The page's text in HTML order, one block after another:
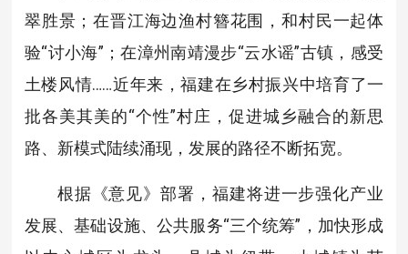
翠胜景；在晋江海边渔村簪花围，和村民一起体
验“讨小海”；在漳州南靖漫步“云水谣”古镇，感受
土楼风情……近年来，福建在乡村振兴中培育了一
批各美其美的“个性”村庄，促进城乡融合的新思
路、新模式陆续涌现，发展的路径不断拓宽。
根据《意见》部署，福建将进一步强化产业
发展、基础设施、公共服务“三个统筹”，加快形成